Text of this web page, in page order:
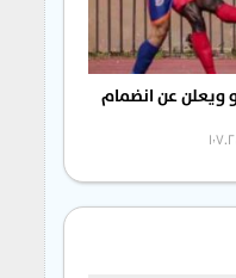
ويعلن عن انضمام